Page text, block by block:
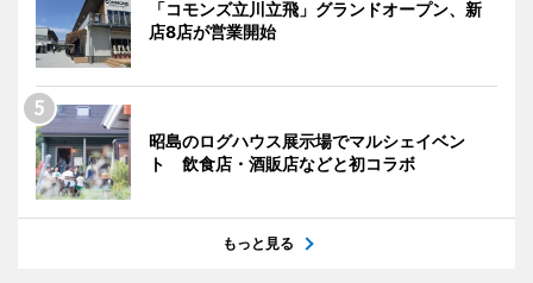
「コモンズ立川立飛」グランドオープン、新
店8店が営業開始
昭島のログハウス展示場でマルシェイベン
ト 飲食店・酒販店などと初コラボ
もっと見る